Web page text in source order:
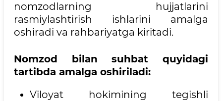
nomzodlarning hujjatlarini
rasmiylashtirish ishlarini amalga
oshiradi va rahbariyatga kiritadi.
Nomzod bilan suhbat quyidagi
tartibda amalga oshiriladi:
Viloyat hokimining tegishli